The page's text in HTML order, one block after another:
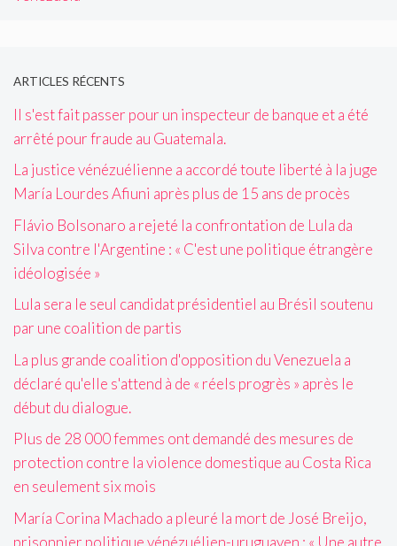
ARTICLES RÉCENTS
Il s'est fait passer pour un inspecteur de banque et a été
arrêté pour fraude au Guatemala.
La justice vénézuélienne a accordé toute liberté à la juge
María Lourdes Afiuni après plus de 15 ans de procès
Flávio Bolsonaro a rejeté la confrontation de Lula da
Silva contre l'Argentine : « C'est une politique étrangère
idéologisée »
Lula sera le seul candidat présidentiel au Brésil soutenu
par une coalition de partis
La plus grande coalition d'opposition du Venezuela a
déclaré qu'elle s'attend à de « réels progrès » après le
début du dialogue.
Plus de 28 000 femmes ont demandé des mesures de
protection contre la violence domestique au Costa Rica
en seulement six mois
María Corina Machado a pleuré la mort de José Breijo,
prisonnier politique vénézuélien-uruguayen : « Une autre